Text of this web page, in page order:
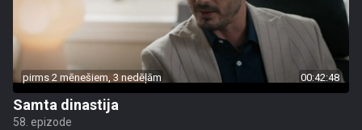
pirms 2 mēnešiem, 3 nedēļām 00:42:48
Samta dinastija
58. epizode